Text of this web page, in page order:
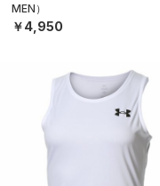
MEN）
￥4,950